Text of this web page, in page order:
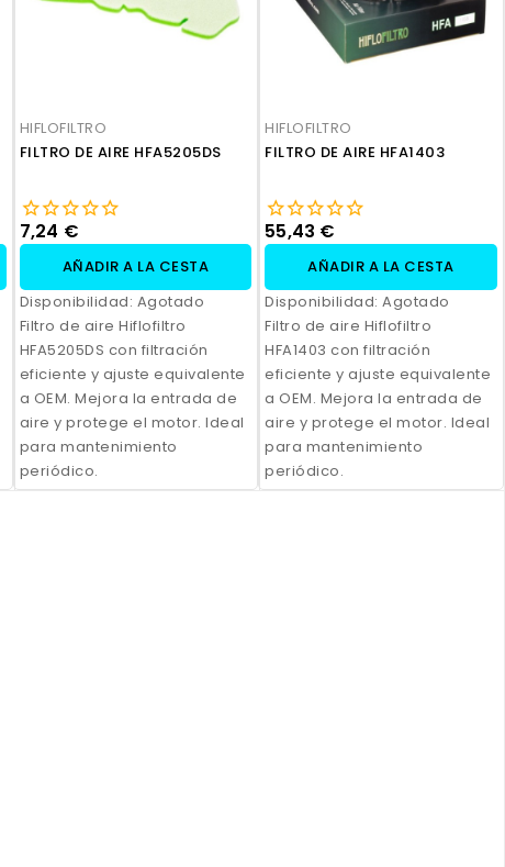
HIFLOFILTRO
FILTRO DE AIRE HFA5205DS
7,24 €
AÑADIR A LA CESTA
Disponibilidad: Agotado
Filtro de aire Hiflofiltro
HFA5205DS con filtración
eficiente y ajuste equivalente
a OEM. Mejora la entrada de
aire y protege el motor. Ideal
para mantenimiento
periódico.
HIFLOFILTRO
FILTRO DE AIRE HFA1403
55,43 €
AÑADIR A LA CESTA
Disponibilidad:Agotado
Filtro de aire Hiflofiltro
HFA1403 con filtración
eficiente y ajuste equivalente
a OEM. Mejora la entrada de
aire y protege el motor. Ideal
para mantenimiento
periódico.